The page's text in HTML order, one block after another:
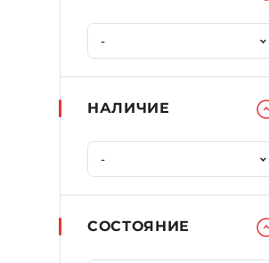
НАЛИЧИЕ
СОСТОЯНИЕ